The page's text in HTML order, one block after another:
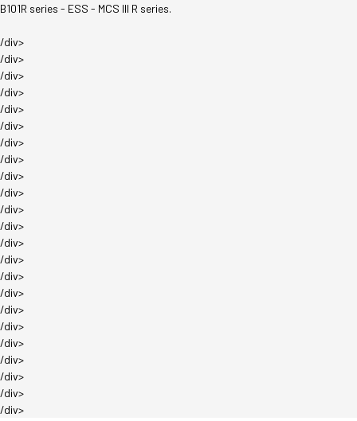
B101R series - ESS - MCS III R series.
/div>
/div>
/div>
/div>
/div>
/div>
/div>
/div>
/div>
/div>
/div>
/div>
/div>
/div>
/div>
/div>
/div>
/div>
/div>
/div>
/div>
/div>
/div>